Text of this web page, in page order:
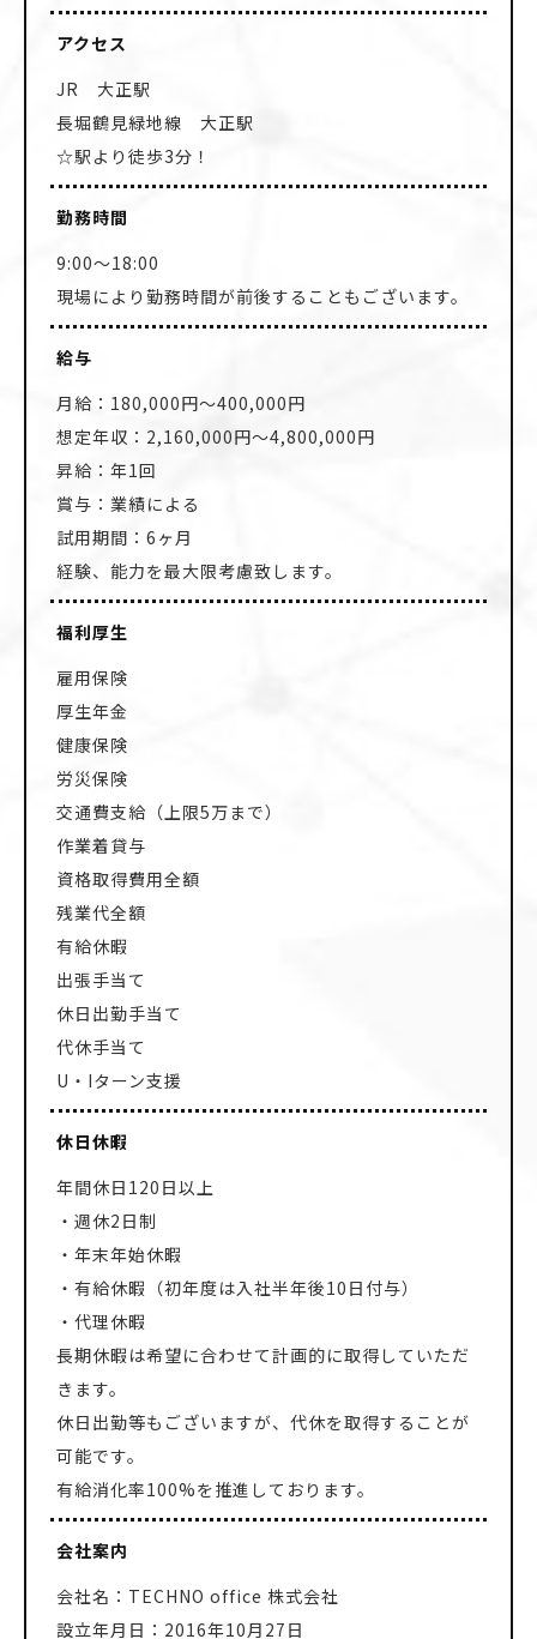
アクセス
JR 大正駅
長堀鶴見緑地線 大正駅
☆駅より徒歩3分！
勤務時間
9:00～18:00
現場により勤務時間が前後することもございます。
給与
月給：180,000円～400,000円
想定年収：2,160,000円～4,800,000円
昇給：年1回
賞与：業績による
試用期間：6ヶ月
経験、能力を最大限考慮致します。
福利厚生
雇用保険
厚生年金
健康保険
労災保険
交通費支給（上限5万まで）
作業着貸与
資格取得費用全額
残業代全額
有給休暇
出張手当て
休日出勤手当て
代休手当て
U・Iターン支援
休日休暇
年間休日120日以上
・週休2日制
・年末年始休暇
・有給休暇（初年度は入社半年後10日付与）
・代理休暇
長期休暇は希望に合わせて計画的に取得していただ
きます。
休日出勤等もございますが、代休を取得することが
可能です。
有給消化率100%を推進しております。
会社案内
会社名：TECHNO office 株式会社
設立年月日：2016年10月27日